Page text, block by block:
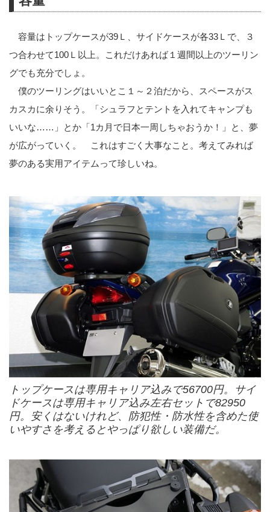
容量はトップケースが39Ｌ、サイドケースが各33Ｌで、３
つ合わせて100Ｌ以上。これだけあれば１週間以上のツーリン
グでも充分でしょ。
僕のツーリングはいいとこ１～２泊だから、スペースがス
カスカに余りそう。「シュラフとテントを入れてキャンプも
いいな……」とか「1カ月で日本一周しちゃおうか！」と、夢
が広がっていく。 これはすごく大事なこと。考えてみれば
夢のある実用アイテムって珍しいね。
トップケースは専用キャリア込みで56700円。サイ
ドケースは専用キャリア込み左右セットで82950
円。安くはないけれど、防犯性・防水性を含めた使
いやすさを考えるとやっぱり欲しい装備だ。